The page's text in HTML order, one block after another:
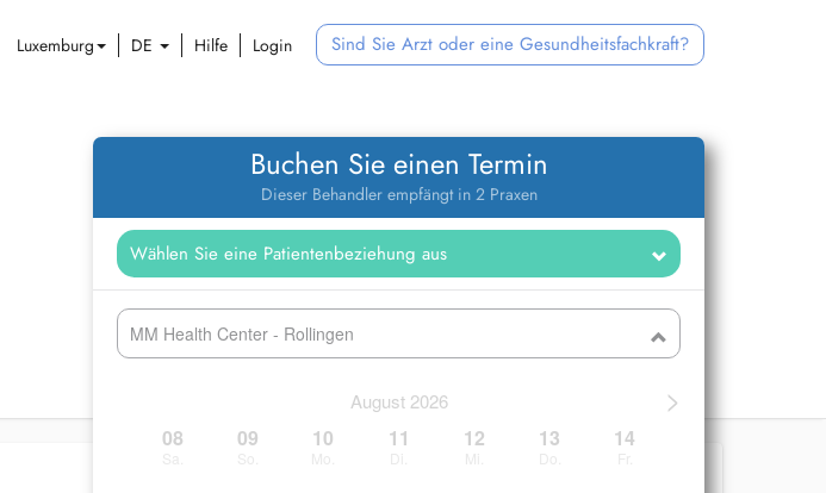
Luxemburg DE Hilfe Login Sind Sie Arzt oder eine Gesundheitsfachkraft?
Buchen Sie einen Termin
Dieser Behandler empfängt in 2 Praxen
MM Health Center - Rollingen
>
August 2026
08 09 10 11 12 13 14